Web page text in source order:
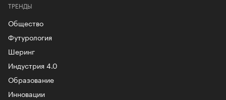
ТРЕНДЫ
Общество
Футурология
Шеринг
Индустрия 4.0
Образование
Инновации